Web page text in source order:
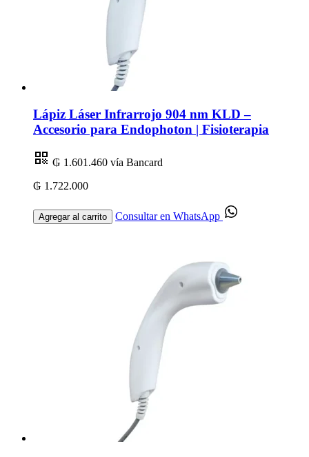
Lápiz Láser Infrarrojo 904 nm KLD –
Accesorio para Endophoton | Fisioterapia
₲ 1.601.460 vía Bancard
₲ 1.722.000
Agregar al carrito Consultar en WhatsApp